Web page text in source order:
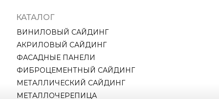
КАТАЛОГ
ВИНИЛОВЫЙ САЙДИНГ
АКРИЛОВЫЙ САЙДИНГ
ФАСАДНЫЕ ПАНЕЛИ
ФИБРОЦЕМЕНТНЫЙ САЙДИНГ
МЕТАЛЛИЧЕСКИЙ САЙДИНГ
МЕТАЛЛОЧЕРЕПИЦА